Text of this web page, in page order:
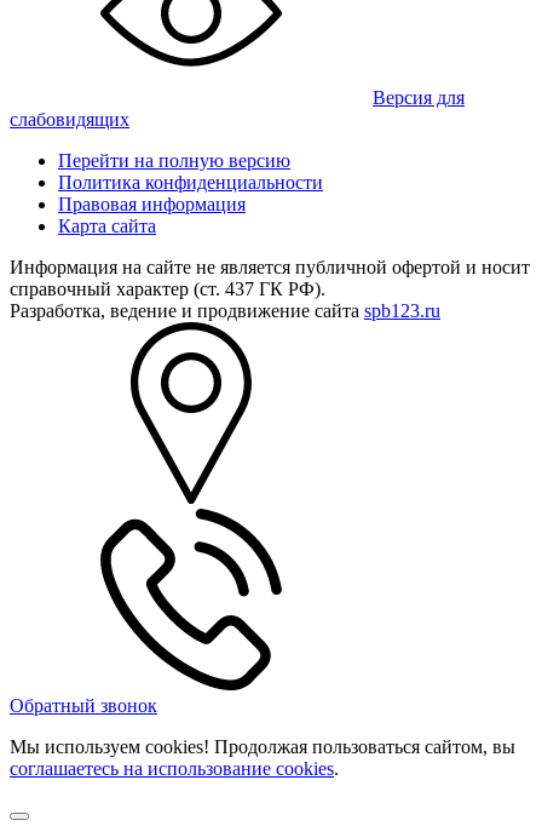
Версия для
слабовидящих
Перейти на полную версию
Политика конфиденциальности
Правовая информация
Карта сайта
Информация на сайте не является публичной офертой и носит
справочный характер (ст. 437 ГК РФ).
Разработка, ведение и продвижение сайта spb123.ru
Обратный звонок
Мы используем cookies! Продолжая пользоваться сайтом, вы
соглашаетесь на использование cookies.